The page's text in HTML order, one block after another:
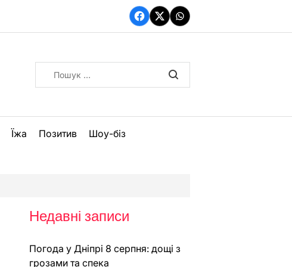
Facebook
TwitterWhatsApp
Їжа Позитив Шоу-біз
Недавні записи
Погода у Дніпрі 8 серпня: дощі з
грозами та спека